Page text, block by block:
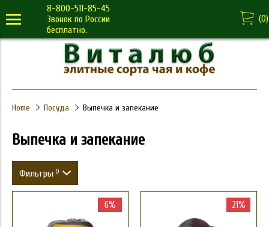
8-800-511-85-45
Звонок по России
бесплатно.
(0)
Home Посуда Выпечка и запекание
Выпечка и запекание
Фильтры 0
6% 21%